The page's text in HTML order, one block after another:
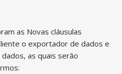
as Novas cláusulas
o exportador de dados e
as quais serão